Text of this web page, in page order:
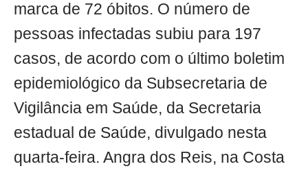
marca de 72 óbitos. O número de
pessoas infectadas subiu para 197
casos, de acordo com o último boletim
epidemiológico da Subsecretaria de
Vigilância em Saúde, da Secretaria
estadual de Saúde, divulgado nesta
quarta-feira. Angra dos Reis, na Costa